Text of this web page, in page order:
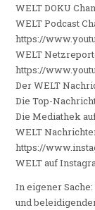
WELT DOKU
WELT Podcast
https://
WELT
https://
Der WELT
Die Top-
Die Mediathek
WELT
https://
WELT auf
In eigener
und